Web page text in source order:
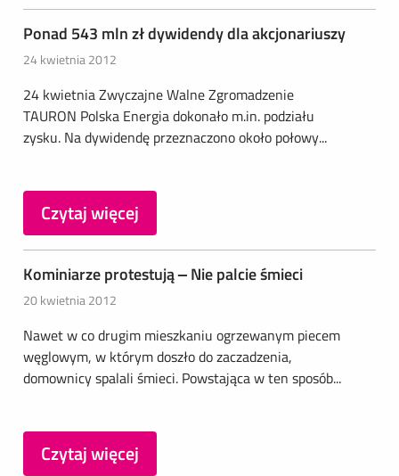
Ponad 543 mln zł dywidendy dla akcjonariuszy
24 kwietnia 2012
24 kwietnia Zwyczajne Walne Zgromadzenie
TAURON Polska Energia dokonało m.in. podziału
zysku. Na dywidendę przeznaczono około połowy...
Czytaj więcej
Kominiarze protestują – Nie palcie śmieci
20 kwietnia 2012
Nawet w co drugim mieszkaniu ogrzewanym piecem
węglowym, w którym doszło do zaczadzenia,
domownicy spalali śmieci. Powstająca w ten sposób...
Czytaj więcej